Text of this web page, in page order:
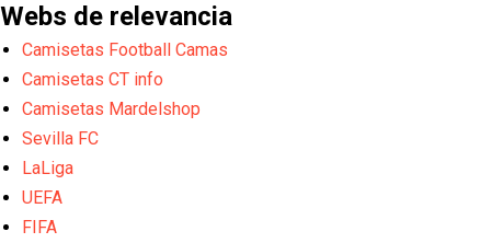
Webs de relevancia
Camisetas Football Camas
Camisetas CT info
Camisetas Mardelshop
Sevilla FC
LaLiga
UEFA
FIFA